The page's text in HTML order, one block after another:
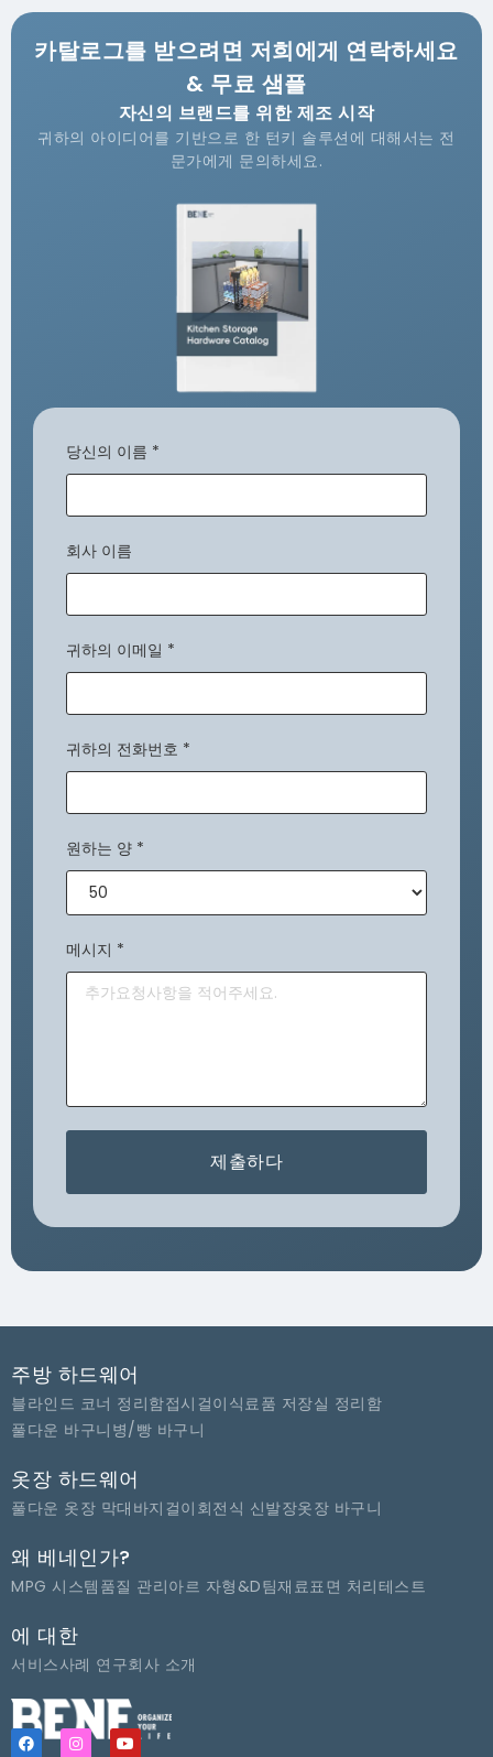
카탈로그를 받으려면 저희에게 연락하세요
& 무료 샘플
자신의 브랜드를 위한 제조 시작
귀하의 아이디어를 기반으로 한 턴키 솔루션에 대해서는 전
문가에게 문의하세요.
당신의 이름 *
회사 이름
귀하의 이메일 *
귀하의 전화번호 *
원하는 양 *
메시지 *
제출하다
주방 하드웨어
블라인드 코너 정리함접시걸이 식료품 저장실 정리함
풀다운 바구니 병/빵 바구니
옷장 하드웨어
풀다운 옷장 막대 바지걸이 회전식 신발장옷장 바구니
왜 베네인가?
MPG 시스템 품질 관리아르 자형&D팀재료표면 처리테스트
에 대한
서비스사례 연구회사 소개